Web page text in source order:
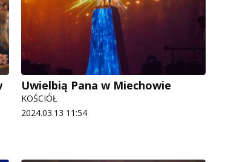
Uwielbią Pana w Miechowie
KOŚCIÓŁ
2024.03.13 11:54